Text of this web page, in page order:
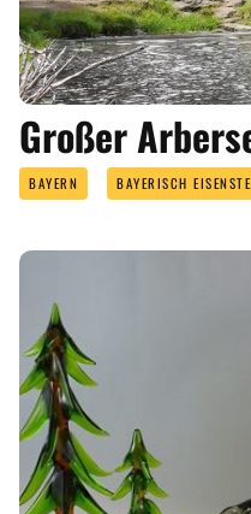
Großer
BAYERN BAYERISCH